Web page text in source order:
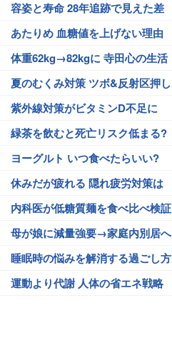
容姿と寿命 28年追跡で見えた差
あたりめ 血糖値を上げない理由
体重62kg→82kgに 寺田心の生活
夏のむくみ対策 ツボ&反射区押し
紫外線対策がビタミンD不足に
緑茶を飲むと死亡リスク低まる?
ヨーグルト いつ食べたらいい?
休みだが疲れる 隠れ疲労対策は
内科医が低糖質麺を食べ比べ検証
母が娘に減量強要→家庭内別居へ
睡眠時の悩みを解消する過ごし方
運動より代謝 人体の省エネ戦略